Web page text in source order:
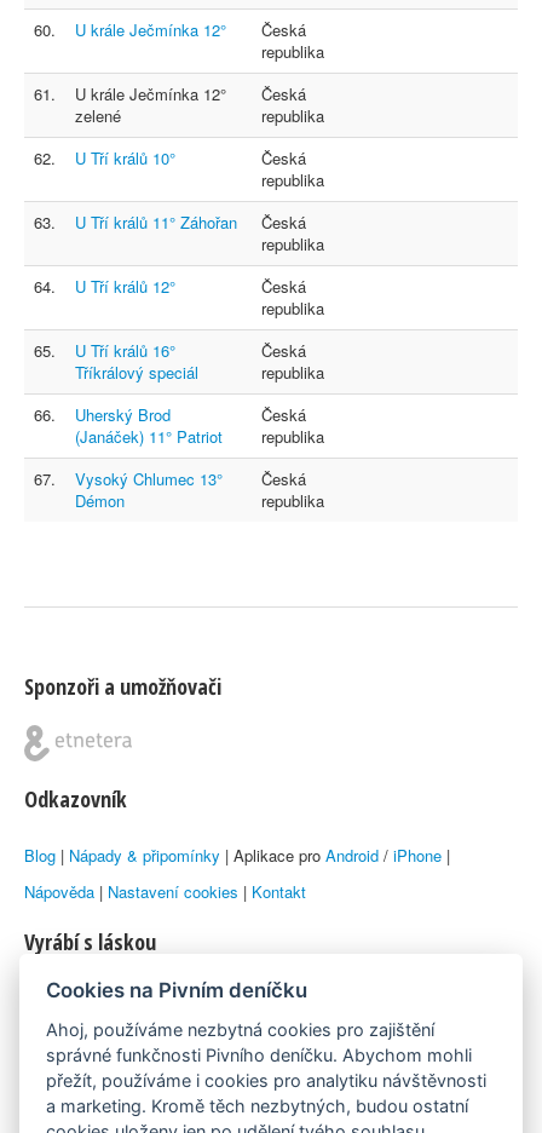
60.
U krále Ječmínka 12°
Česká
republika
61.
U krále Ječmínka 12°
zelené
Česká
republika
62.
U Tří králů 10°
Česká
republika
63.
U Tří králů 11° Záhořan
Česká
republika
64.
U Tří králů 12°
Česká
republika
65.
U Tří králů 16°
Tříkrálový speciál
Česká
republika
66.
Uherský Brod
(Janáček) 11° Patriot
Česká
republika
67.
Vysoký Chlumec 13°
Démon
Česká
republika
Sponzoři a umožňovači
Odkazovník
Blog | Nápady & připomínky | Aplikace pro Android / iPhone |
Nápověda | Nastavení cookies | Kontakt
Vyrábí s láskou
© 2010–2026 byLukáš Zemanaka Emka
Máme rádi
Pivní.info
Cookies na Pivním deníčku
Ahoj, používáme nezbytná cookies pro zajištění
správné funkčnosti Pivního deníčku. Abychom mohli
přežít, používáme i cookies pro analytiku návštěvnosti
a marketing. Kromě těch nezbytných, budou ostatní